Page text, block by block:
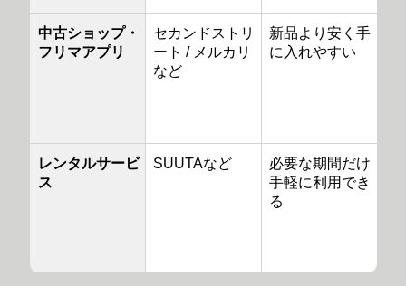
中古ショップ・
フリマアプリ
セカンドストリ
ート / メルカリ
など
新品より安く手
に入れやすい
レンタルサービ
ス
SUUTAなど
必要な期間だけ
手軽に利用でき
る